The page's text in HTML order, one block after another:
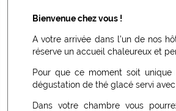
Bienvenue chez vous !
A votre arrivée dans l’un de nos
réserve un accueil chaleureux et
Pour que ce moment soit
dégustation de thé glacé servi
Dans votre chambre vous